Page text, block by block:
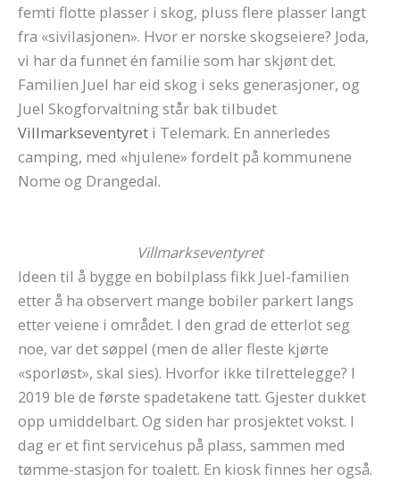
femti flotte plasser i skog, pluss flere plasser langt
fra «sivilasjonen». Hvor er norske skogseiere? Joda,
vi har da funnet én familie som har skjønt det.
Familien Juel har eid skog i seks generasjoner, og
Juel Skogforvaltning står bak tilbudet
Villmarkseventyret i Telemark. En annerledes
camping, med «hjulene» fordelt på kommunene
Nome og Drangedal.
Villmarkseventyret
Ideen til å bygge en bobilplass fikk Juel-familien
etter å ha observert mange bobiler parkert langs
etter veiene i området. I den grad de etterlot seg
noe, var det søppel (men de aller fleste kjørte
«sporløst», skal sies). Hvorfor ikke tilrettelegge? I
2019 ble de første spadetakene tatt. Gjester dukket
opp umiddelbart. Og siden har prosjektet vokst. I
dag er et fint servicehus på plass, sammen med
tømme-stasjon for toalett. En kiosk finnes her også.